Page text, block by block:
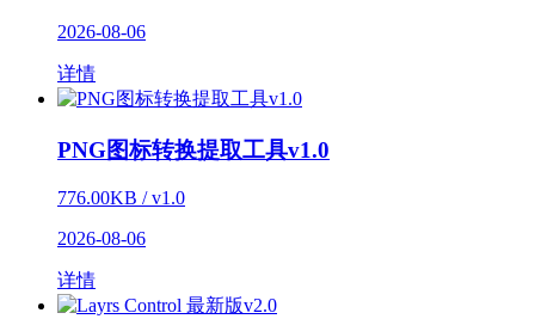
2026-08-06
详情
PNG图标转换提取工具v1.0
776.00KB / v1.0
2026-08-06
详情